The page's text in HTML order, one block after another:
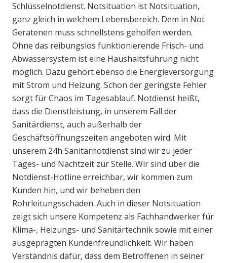
Schlüsselnotdienst. Notsituation ist Notsituation,
ganz gleich in welchem Lebensbereich. Dem in Not
Geratenen muss schnellstens geholfen werden.
Ohne das reibungslos funktionierende Frisch- und
Abwassersystem ist eine Haushaltsführung nicht
möglich. Dazu gehört ebenso die Energieversorgung
mit Strom und Heizung. Schon der geringste Fehler
sorgt für Chaos im Tagesablauf. Notdienst heißt,
dass die Dienstleistung, in unserem Fall der
Sanitärdienst, auch außerhalb der
Geschäftsöffnungszeiten angeboten wird. Mit
unserem 24h Sanitärnotdienst sind wir zu jeder
Tages- und Nachtzeit zur Stelle. Wir sind über die
Notdienst-Hotline erreichbar, wir kommen zum
Kunden hin, und wir beheben den
Rohrleitungsschaden. Auch in dieser Notsituation
zeigt sich unsere Kompetenz als Fachhandwerker für
Klima-, Heizungs- und Sanitärtechnik sowie mit einer
ausgeprägten Kundenfreundlichkeit. Wir haben
Verständnis dafür, dass dem Betroffenen in seiner